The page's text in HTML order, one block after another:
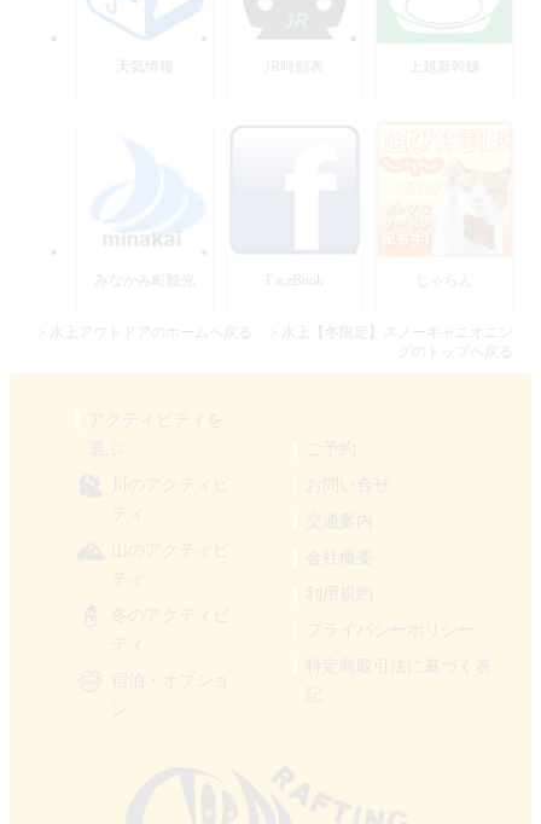
天気情報 JR時刻表
みなかみ町観光 FaceBook じゃらん
＞水上アウトドアのホームへ戻る
＞水上【冬限定】スノーキャニオニン
グのトップへ戻る
アクティビティを
川のアクティビ
ティ
山のアクティビ
ティ
冬のアクティビ
ティ
宿泊・オプショ
ン
ご予約
お問い合せ
交通案内
会社概要
利用規約
プライバシーポリシー
特定商取引法に基づく表